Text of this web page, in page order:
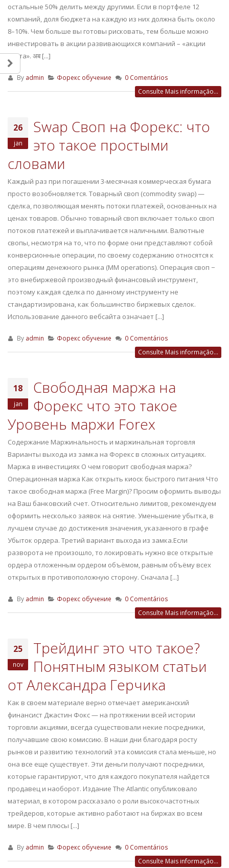
остальные 50% делить между другими. Если в портфеле 12
компаний, доля бюджета на каждую из них должна быть около
8–10%. Чем больше вы готовы рисковать, тем больше можно
инвестировать в акции развивающихся компаний – «акции
роста». अब [...]
By admin Форекс обучение 0 Comentários
Consulte Mais informação...
26
jan
Swap Своп на Форекс: что
это такое простыми
словами
Каждый раз при погашении 3-месячная коммерческая бумага
просто возобновляется. Товарный своп (сommodity swap) —
сделка, позволяющая менять потоки платежей, основанных на
ценах товаров. Обычно товарный своп включает только своп
потоков платежей и выплачивается наличными. Валютные
свопы, несмотря на то, что по форме они представляют собой
конверсионные операции, по своему содержанию относятся к
операциям денежного рынка (MM operations). Операция своп −
это внебиржевой производный финансовый инструмент,
поэтому каждая сделка по данному инструменту не
стандартизирована, как большинство биржевых сделок.
Использование данного вебсайта означает [...]
By admin Форекс обучение 0 Comentários
Consulte Mais informação...
18
jan
Свободная маржа на
Форекс что это такое
Уровень маржи Forex
Содержание Маржинальность и маржинальная торговля
Варианты выхода из замка на Форекс в сложных ситуациях.
Маржа в инвестициях О чем говорит свободная маржа?
Операционная маржа Как открыть киоск быстрого питания Что
такое свободная маржа (Free Margin)? Просим оформить выводы
на Ваш банковский счет. Относительно лимитов, рекомендуем
оформить несколько заявок на снятие. Уменьшение убытка, в
лучшем случае до достижения значения, указанного в графе
Убыток ордера. Третий вариант выхода из замка.Если
разворота не произошло, то локировать нужно все открытые
ордера отложенным ордером объёмом, равным объёму всех
открытых в противоположную сторону. Сначала [...]
By admin Форекс обучение 0 Comentários
Consulte Mais informação...
25
nov
Трейдинг это что такое?
Понятным языком статьи
от Александра Герчика
Как в своем материале верно отмечает американский
финансист Джастин Фокс — на протяжении всей истории
торговли акциями, всегда существовали некие посредники,
получавшие свою комиссию. В наши дни благодаря росту
рынков и развитию технологий эта комиссия стала меньше, но
она все еще существует. Эти деньги получают посредники,
которые гарантируют, что для каждого покупателя найдется
продавец и наоборот. Издание The Atlantic опубликовало
материал, в котором рассказало о роли высокочастотных
трейдеров, которые активно работают на биржах во всем
мире. В чем плюсы [...]
By admin Форекс обучение 0 Comentários
Consulte Mais informação...